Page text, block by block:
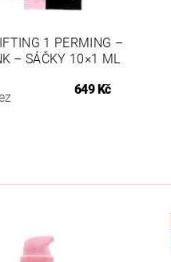
1 PERMING –
– SÁČKY 10×1 ML
649 Kč